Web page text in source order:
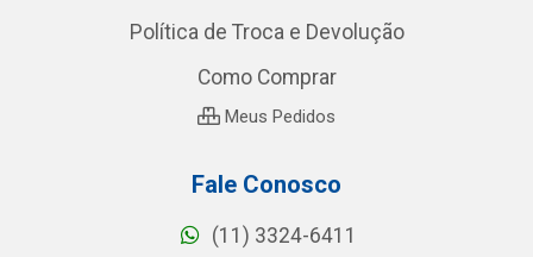
Política de Troca e Devolução
Como Comprar
Meus Pedidos
Fale Conosco
(11) 3324-6411